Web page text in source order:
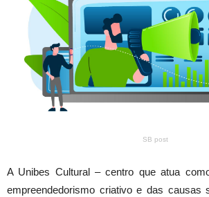
SB post
A Unibes Cultural – centro que atua
empreendedorismo criativo e das causas